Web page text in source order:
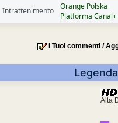
Intrattenimento
Orange Polska
Platforma Canal+
I Tuoi commenti /
Legenda
Alta